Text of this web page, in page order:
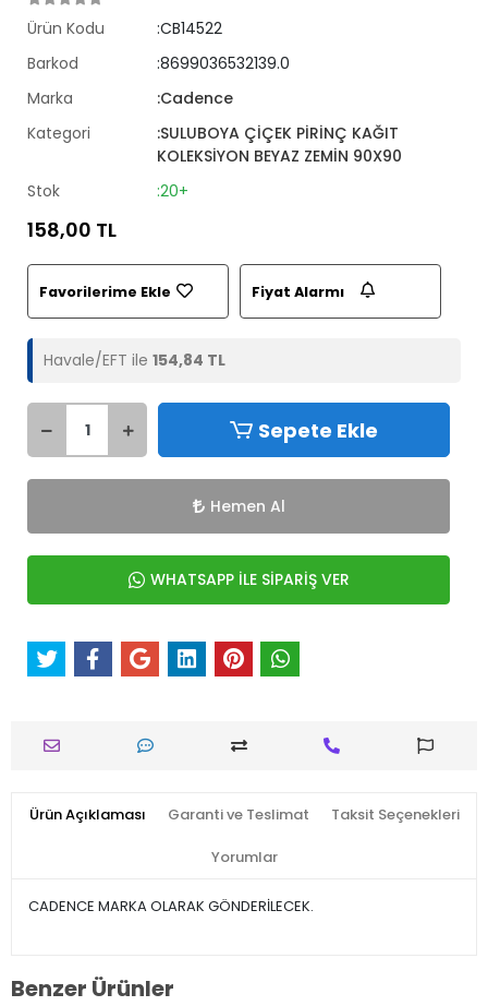
Ürün Kodu
:CB14522
Barkod
:8699036532139.0
Marka
:Cadence
Kategori
:SULUBOYA ÇİÇEK PİRİNÇ KAĞIT
KOLEKSİYON BEYAZ ZEMİN 90X90
Stok
:20+
158,00 TL
Favorilerime Ekle Fiyat Alarmı
Havale/EFT ile 154,84 TL
Sepete Ekle
Hemen Al
WHATSAPP İLE SİPARİŞ VER
Ürün Açıklaması Garanti ve Teslimat Taksit Seçenekleri
Yorumlar
CADENCE MARKA OLARAK GÖNDERİLECEK.
Benzer Ürünler